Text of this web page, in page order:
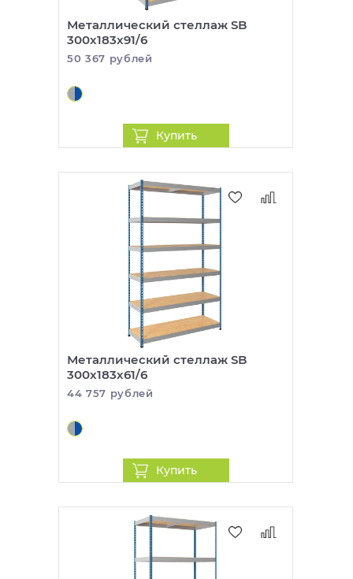
Металлический стеллаж SB
300x183x91/6
50 367 рублей
Купить
Металлический стеллаж SB
300x183x61/6
44 757 рублей
Купить